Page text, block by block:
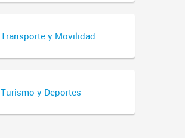
Transporte y Movilidad
Turismo y Deportes